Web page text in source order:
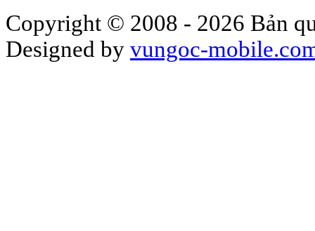
Copyright © 2008 - 2026 Bản
Designed by vungoc-